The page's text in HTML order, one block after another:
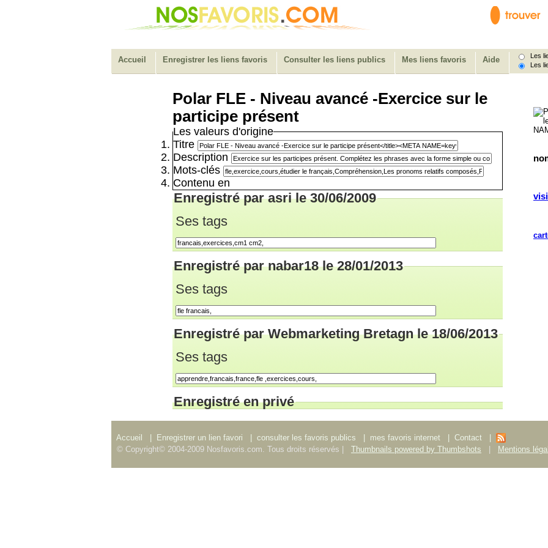
Accueil Enregistrer les liens favoris Consulter les liens publics Mes liens favoris Aide
Les
Les
Polar FLE - Niveau avancé -Exercice sur le
participe présent
Les valeurs d'origine
Titre
Description
Mots-clés
Contenu en
Enregistré par asri le 30/06/2009
Ses tags
Enregistré par nabar18 le 28/01/2013
Ses tags
Enregistré par Webmarketing Bretagn le 18/06/2013
Ses tags
Enregistré en privé
Accueil | Enregistrer un lien favori | consulter les favoris publics | mes favoris internet | Contact
|
© Copyright© 2004-2009 Nosfavoris.com. Tous droits réservés |
Thumbnails powered by Thumbshots | Mentions